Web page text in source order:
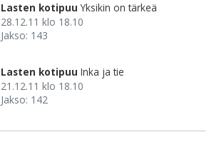
Lasten kotipuu Yksikin on tärkeä
28.12.11 klo 18.10
Jakso: 143
Lasten kotipuu Inka ja tie
21.12.11 klo 18.10
Jakso: 142